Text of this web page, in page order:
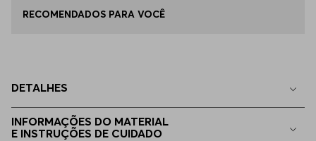
P - S
RECOMENDADOS PARA VOCÊ
DETALHES
INFORMAÇÕES DO MATERIAL
E INSTRUÇÕES DE CUIDADO